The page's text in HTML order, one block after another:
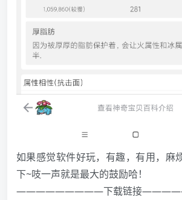
如果感觉软件好玩，有趣，有用，麻
下~吱一声就是最大的鼓励哈！
—————————下载链接